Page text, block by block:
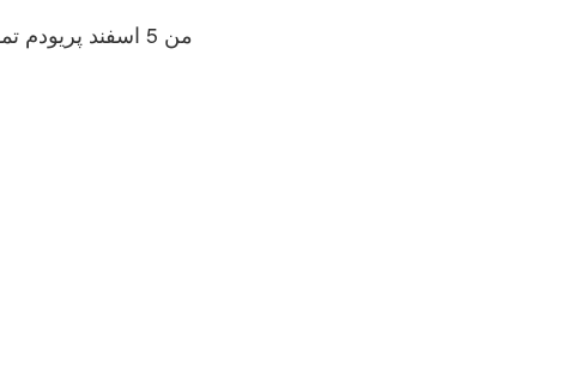
من 5 اسفند پریودم تموم شد و 2روز بعد یعنی 7 اسفند با همسرم رابطه واژنی و کنترل نشده داشتم.. و منی در واژن من خالی شد